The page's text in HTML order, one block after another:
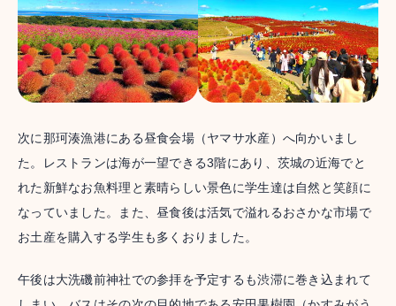
次に那珂湊漁港にある昼食会場（ヤマサ水産）へ向かいまし
た。レストランは海が一望できる3階にあり、茨城の近海でと
れた新鮮なお魚料理と素晴らしい景色に学生達は自然と笑顔に
なっていました。また、昼食後は活気で溢れるおさかな市場で
お土産を購入する学生も多くおりました。
午後は大洗磯前神社での参拝を予定するも渋滞に巻き込まれて